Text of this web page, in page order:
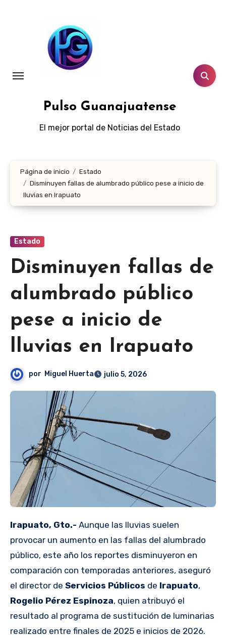
Pulso Guanajuatense
El mejor portal de Noticias del Estado
Página de inicio
Estado
Disminuyen fallas de alumbrado público pese a inicio de
lluvias en Irapuato
Estado
Disminuyen fallas de
alumbrado público
pese a inicio de
lluvias en Irapuato
por Miguel Huerta julio 5, 2026
Irapuato, Gto.- Aunque las lluvias suelen
provocar un aumento en las fallas del alumbrado
público, este año los reportes disminuyeron en
comparación con temporadas anteriores, aseguró
el director de Servicios Públicos de Irapuato,
Rogelio Pérez Espinoza, quien atribuyó el
resultado al programa de sustitución de luminarias
realizado entre finales de 2025 e inicios de 2026.